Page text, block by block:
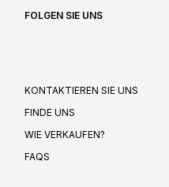
FOLGEN SIE UNS
KONTAKTIEREN SIE UNS
FINDE UNS
WIE VERKAUFEN?
FAQS